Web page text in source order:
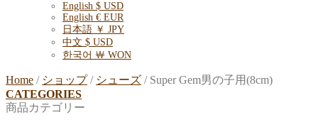
English $ USD
English € EUR
日本語 ￥ JPY
中文 $ USD
한국어 ￦ WON
Home / ショップ / シューズ /Super Gem男の子用(8cm)
CATEGORIES
商品カテゴリー